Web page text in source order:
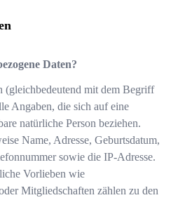
Daten?
(gleichbedeutend mit dem Begriff
Angaben, die sich auf eine
natürliche Person beziehen.
Name, Adresse, Geburtsdatum,
sowie die IP-Adresse.
Vorlieben wie
Mitgliedschaften zählen zu den